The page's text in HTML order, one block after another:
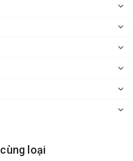
hiển thị led 7 thanh
loại